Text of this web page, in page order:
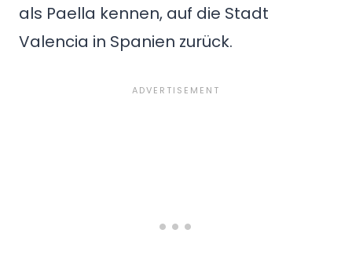
als Paella kennen, auf die Stadt
Valencia in Spanien zurück.